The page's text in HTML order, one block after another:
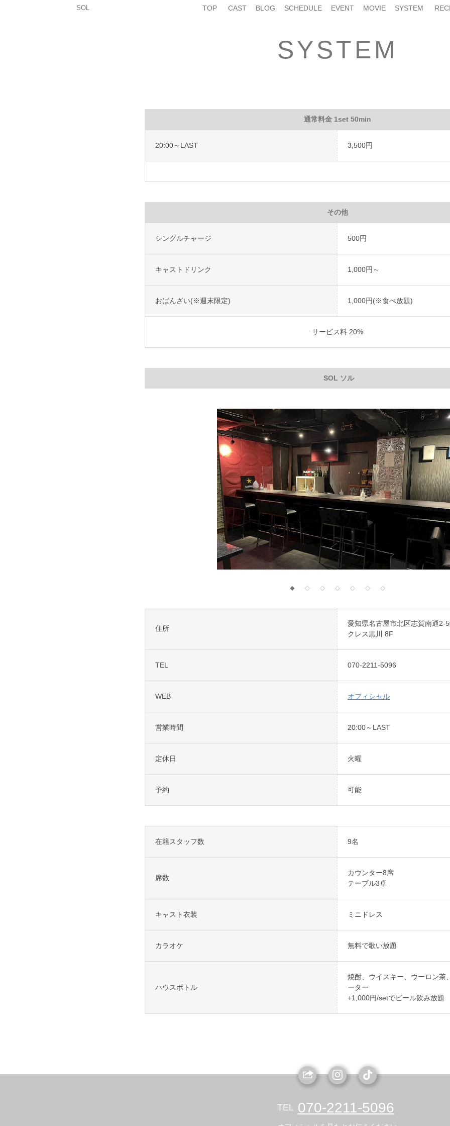
SOL TOP CAST BLOG SCHEDULE EVENT MOVIE SYSTEM
SYSTEM
通常料金 1set 50min
20:00～LAST 3,500円
その他
シングルチャージ 500円
キャストドリンク 1,000円～
おばんざい(※週末限定) 1,000円(※食べ放題)
サービス料 20%
SOL ソル
◆ ◇ ◇ ◇ ◇ ◇ ◇
住所
愛知県名古屋市北区志賀南通2-
クレス黒川 8F
TEL 070-2211-5096
WEB オフィシャル
営業時間 20:00～LAST
定休日 火曜
予約 可能
在籍スタッフ数 9名
席数
カウンター8席
テーブル3卓
キャスト衣装 ミニドレス
カラオケ 無料で歌い放題
ハウスボトル
焼酎、ウイスキー、ウーロン茶
ーター
+1,000円/setでビール飲み放題
TEL 070-2211-5096